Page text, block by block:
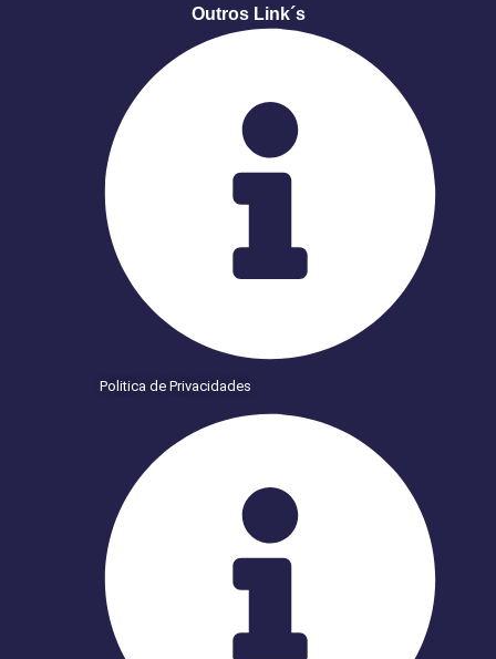
Outros Link´s
Politica de Privacidades